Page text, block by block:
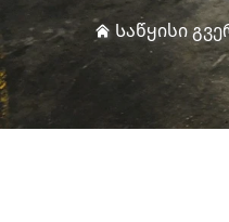
Საწყისი